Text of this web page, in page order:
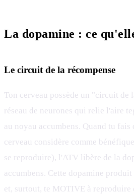
La dopamine : ce
Le circuit de la récompense
Ton cerveau possède un "circuit de
réseau de neurones qui relie l'aire
au noyau accumbens. Quand tu fais
cerveau considère comme
se reproduire), l'ATV libère de la
accumbens. Cette dopamine
et, surtout, te MOTIVE à reproduire